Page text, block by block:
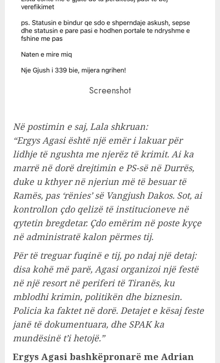
Screenshot
Në postimin e saj, Lala shkruan:
“Ergys Agasi është një emër i lakuar për
lidhje të ngushta me njerëz të krimit. Ai ka
marrë në dorë drejtimin e PS-së në Durrës,
duke u kthyer në njeriun më të besuar të
Ramës, pas ‘rënies’ së Vangjush Dakos. Sot, ai
kontrollon çdo qelizë të institucioneve në
qytetin bregdetar. Çdo emërim në poste kyçe
në administratë kalon përmes tij.
Për të treguar fuqinë e tij, po ndaj një detaj:
disa kohë më parë, Agasi organizoi një festë
në një resort në periferi të Tiranës, ku
mblodhi krimin, politikën dhe biznesin.
Policia ka faktet në dorë. Detajet e kësaj feste
janë të dokumentuara, dhe SPAK ka
mundësinë t’i hetojë.”
Ergys Agasi bashkëpronarë me Adrian